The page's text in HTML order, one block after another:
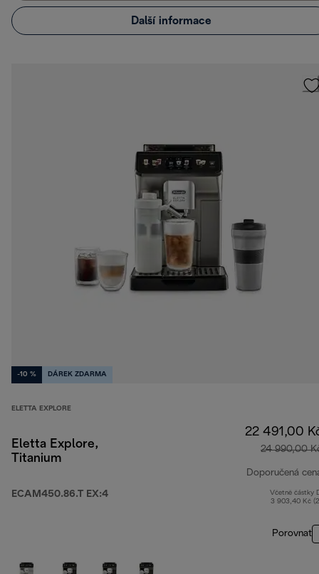
Další informace
-10 % DÁREK ZDARMA
ELETTA EXPLORE
Eletta Explore,
Titanium
ECAM450.86.T EX:4
22 491,00
24 990,00
Doporučená
Včetně částky
3 903,40 Kč
Porovnat